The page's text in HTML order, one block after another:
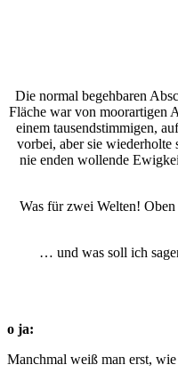
Die normal begehbaren
Fläche war von moorartigen
einem tausendstimmigen,
vorbei, aber sie
nie enden wollende
Was für zwei Welten!
… und was soll ich
o ja:
Manchmal weiß man erst,